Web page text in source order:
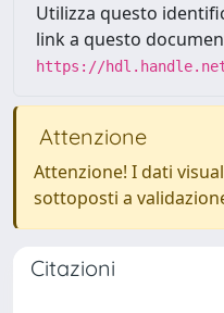
Utilizza questo
link a questo
https://
Attenzione
Attenzione! I dati
sottoposti a
Citazioni